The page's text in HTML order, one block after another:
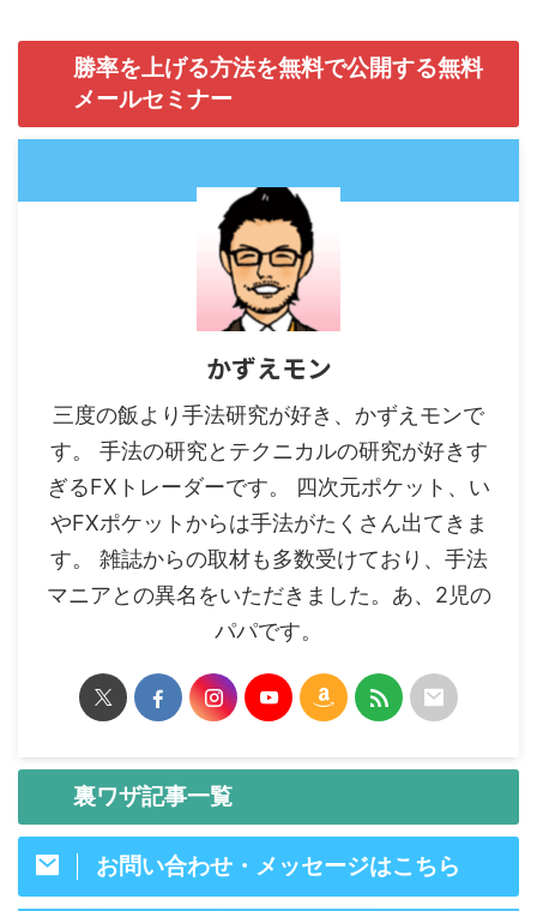
勝率を上げる方法を無料で公開する無料
メールセミナー
かずえモン
三度の飯より手法研究が好き、かずえモンで
す。 手法の研究とテクニカルの研究が好きす
ぎるFXトレーダーです。 四次元ポケット、い
やFXポケットからは手法がたくさん出てきま
す。 雑誌からの取材も多数受けており、手法
マニアとの異名をいただきました。あ、2児の
パパです。
裏ワザ記事一覧
お問い合わせ・メッセージはこちら